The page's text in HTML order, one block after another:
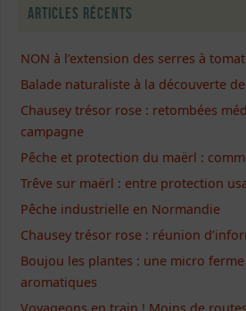
Articles récents
NON à l’extension des serres à
Balade naturaliste à la découverte
Chausey trésor rose : retombées
campagne
Pêche et protection du maërl :
Trêve sur maërl : entre protection
Pêche industrielle en Normandie
Chausey trésor rose : réunion
Boujou les plantes : une micro
aromatiques